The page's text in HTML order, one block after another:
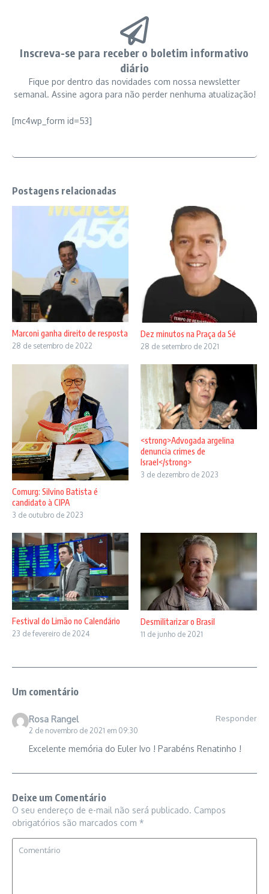
Inscreva-se para receber o boletim informativo
diário
Fique por dentro das novidades com nossa newsletter
semanal. Assine agora para não perder nenhuma atualização!
[mc4wp_form id=53]
Postagens relacionadas
Marconi ganha direito de resposta
28 de setembro de 2022
Dez minutos na Praça da Sé
28 de setembro de 2021
Comurg: Silvino Batista é
candidato à CIPA
3 de outubro de 2023
<strong>Advogada argelina
denuncia crimes de
Israel</strong>
3 de dezembro de 2023
Festival do Limão no Calendário
23 de fevereiro de 2024
Desmilitarizar o Brasil
11 de junho de 2021
Um comentário
Rosa Rangel
2 de novembro de 2021 em 09:30
Responder
Excelente memória do Euler Ivo ! Parabéns Renatinho !
Deixe um Comentário
O seu endereço de e-mail não será publicado. Campos
obrigatórios são marcados com *